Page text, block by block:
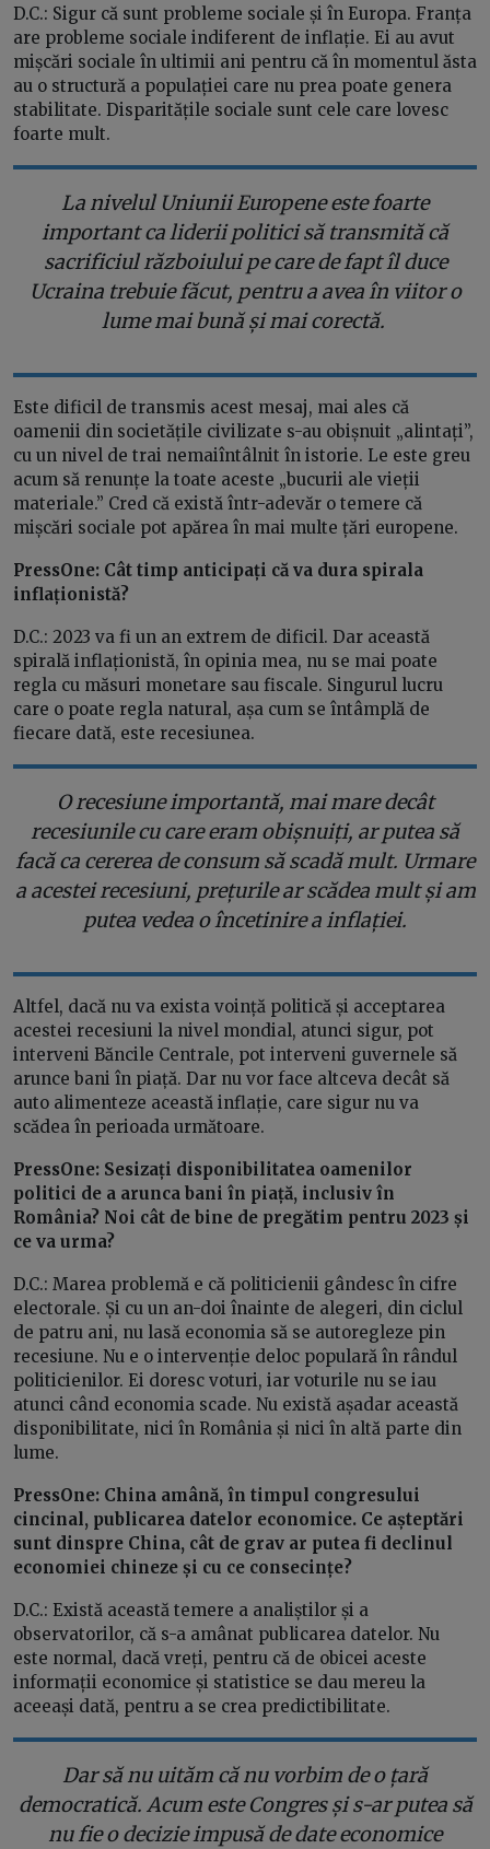
D.C.: Sigur că sunt probleme sociale și în Europa. Franța
are probleme sociale indiferent de inflație. Ei au avut
mișcări sociale în ultimii ani pentru că în momentul ăsta
au o structură a populației care nu prea poate genera
stabilitate. Disparitățile sociale sunt cele care lovesc
foarte mult.
La nivelul Uniunii Europene este foarte
important ca liderii politici să transmită că
sacrificiul războiului pe care de fapt îl duce
Ucraina trebuie făcut, pentru a avea în viitor o
lume mai bună și mai corectă.
Este dificil de transmis acest mesaj, mai ales că
oamenii din societățile civilizate s-au obișnuit „alintați”,
cu un nivel de trai nemaiîntâlnit în istorie. Le este greu
acum să renunțe la toate aceste „bucurii ale vieții
materiale.” Cred că există într-adevăr o temere că
mișcări sociale pot apărea în mai multe țări europene.
PressOne: Cât timp anticipați că va dura spirala
inflaționistă?
D.C.: 2023 va fi un an extrem de dificil. Dar această
spirală inflaționistă, în opinia mea, nu se mai poate
regla cu măsuri monetare sau fiscale. Singurul lucru
care o poate regla natural, așa cum se întâmplă de
fiecare dată, este recesiunea.
O recesiune importantă, mai mare decât
recesiunile cu care eram obișnuiți, ar putea să
facă ca cererea de consum să scadă mult. Urmare
a acestei recesiuni, prețurile ar scădea mult și am
putea vedea o încetinire a inflației.
Altfel, dacă nu va exista voință politică și acceptarea
acestei recesiuni la nivel mondial, atunci sigur, pot
interveni Băncile Centrale, pot interveni guvernele să
arunce bani în piață. Dar nu vor face altceva decât să
auto alimenteze această inflație, care sigur nu va
scădea în perioada următoare.
PressOne: Sesizați disponibilitatea oamenilor
politici de a arunca bani în piață, inclusiv în
România? Noi cât de bine de pregătim pentru 2023 și
ce va urma?
D.C.: Marea problemă e că politicienii gândesc în cifre
electorale. Și cu un an-doi înainte de alegeri, din ciclul
de patru ani, nu lasă economia să se autoregleze pin
recesiune. Nu e o intervenție deloc populară în rândul
politicienilor. Ei doresc voturi, iar voturile nu se iau
atunci când economia scade. Nu există așadar această
disponibilitate, nici în România și nici în altă parte din
lume.
PressOne: China amână, în timpul congresului
cincinal, publicarea datelor economice. Ce așteptări
sunt dinspre China, cât de grav ar putea fi declinul
economiei chineze și cu ce consecințe?
D.C.: Există această temere a analiștilor și a
observatorilor, că s-a amânat publicarea datelor. Nu
este normal, dacă vreți, pentru că de obicei aceste
informații economice și statistice se dau mereu la
aceeași dată, pentru a se crea predictibilitate.
Dar să nu uităm că nu vorbim de o țară
democratică. Acum este Congres și s-ar putea să
nu fie o decizie impusă de date economice